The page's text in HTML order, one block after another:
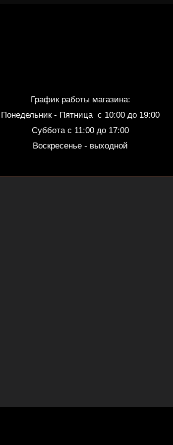
График работы магазина:
Понедельник - Пятница c 10:00 до 19:00
Суббота с 11:00 до 17:00
Воскресенье - выходной